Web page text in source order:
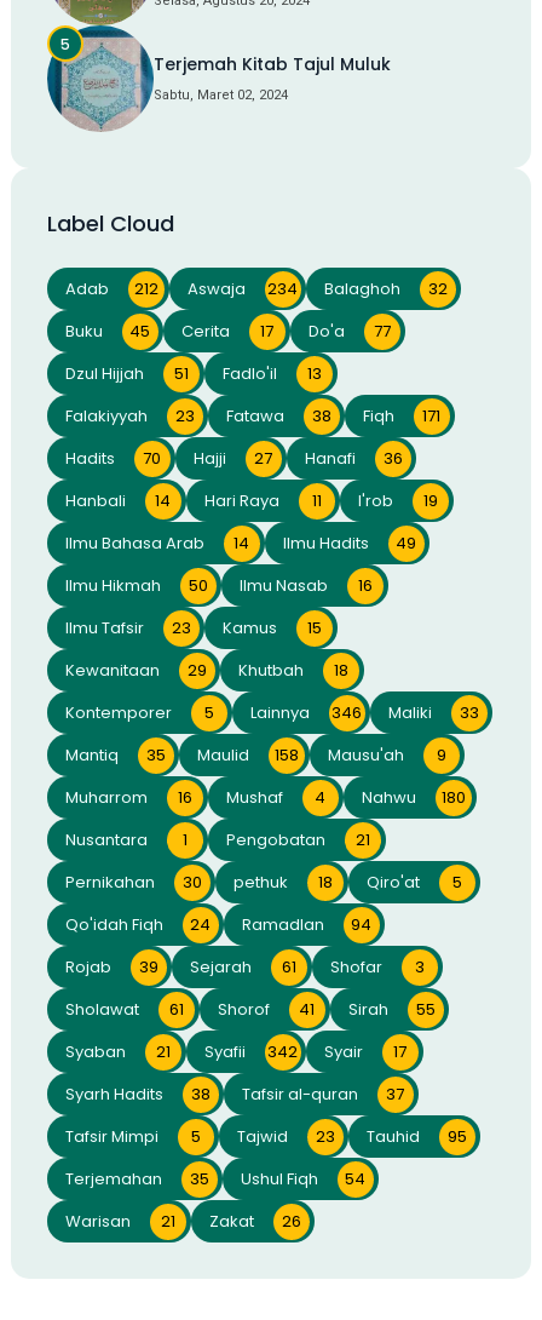
Terjemah Kitab Tajul Muluk
Sabtu, Maret 02, 2024
Label Cloud
Adab 212 Aswaja 234 Balaghoh
32
Buku
45 Cerita 17 Do'a
77
Dzul Hijjah
51 Fadlo'il
13
Falakiyyah
23 Fatawa 38 Fiqh
171
Hadits
70 Hajji 27 Hanafi
36
Hanbali
14 Hari Raya 11 I'rob
19
Ilmu Bahasa Arab
14 Ilmu Hadits
49
Ilmu Hikmah
50 Ilmu Nasab
16
Ilmu Tafsir
23 Kamus
15
Kewanitaan
29 Khutbah
18
Kontemporer
5 Lainnya 346 Maliki
33
Mantiq
35 Maulid 158 Mausu'ah
9
Muharrom
16 Mushaf 4 Nahwu
180
Nusantara
1 Pengobatan
21
Pernikahan
30 pethuk 18 Qiro'at
5
Qo'idah Fiqh
24 Ramadlan
94
Rojab
39 Sejarah 61 Shofar
3
Sholawat
61 Shorof 41 Sirah
55
Syaban
21 Syafii 342 Syair
17
Syarh Hadits
38 Tafsir al-quran
37
Tafsir Mimpi
5 Tajwid 23 Tauhid
95
Terjemahan
35 Ushul Fiqh
54
Warisan
21 Zakat 26